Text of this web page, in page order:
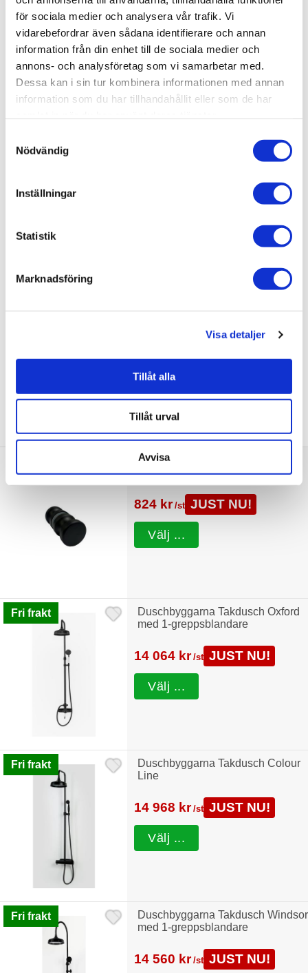
för sociala medier och analysera vår trafik. Vi
vidarebefordrar även sådana identifierare och annan
information från din enhet till de sociala medier och
annons- och analysföretag som vi samarbetar med.
Dessa kan i sin tur kombinera informationen med annan
information som du har tillhandahållit eller som de har
Nödvändig
Inställningar
Statistik
Marknadsföring
Visa detaljer
Tillåt alla
Tillåt urval
Avvisa
Relaterade kategorier
Bad & kök
Bad & kök /Badrum
Bad & kök / Badrum / Dusch /
Duschbyggarna Duschdörr
10.190 kr
Tillbehör
Duschbyggarna Grepp för
Duschdörr De Luxe, GL300
824 kr /st JUST NU!
Välj ...
Fri frakt
Duschbyggarna Takdusch Oxford
med 1-greppsblandare
14 064 kr /st JUST NU!
Välj ...
Fri frakt
Duschbyggarna Takdusch Colour
Line
14 968 kr /st JUST NU!
Välj ...
Fri frakt
Duschbyggarna Takdusch Windsor
med 1-greppsblandare
14 560 kr /st JUST NU!